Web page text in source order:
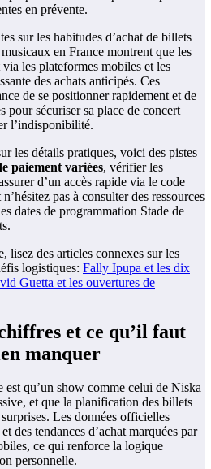
en prévente.
sur les habitudes d’achat de billets
en France montrent que les
les plateformes mobiles et les
des achats anticipés. Ces
de se positionner rapidement et de
pour sécuriser sa place de concert
l’indisponibilité.
les détails pratiques, voici des pistes
paiement variées, vérifier les
d’un accès rapide via le code
pas à consulter des ressources
dates de programmation Stade de
lisez des articles connexes sur les
logistiques: Fally Ipupa et les dix
Guetta et les ouvertures de
et ce qu’il faut
manquer
est qu’un show comme celui de Niska
et que la planification des billets
Les données officielles
des tendances d’achat marquées par
ce qui renforce la logique
personnelle.